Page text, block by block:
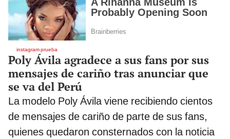
instagram prueba
Poly Ávila agradece a sus fans por sus
mensajes de cariño tras anunciar que
se va del Perú
La modelo Poly Ávila viene recibiendo cientos
de mensajes de cariño de parte de sus fans,
quienes quedaron consternados con la noticia